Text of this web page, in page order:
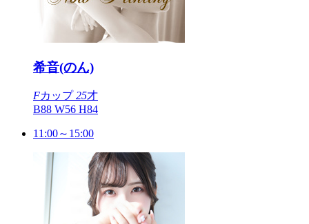
希音(のん)
Fカップ25才
B88 W56 H84
11:00～15:00